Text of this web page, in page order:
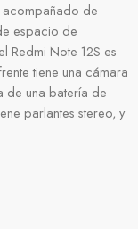
de
espacio de
Redmi Note 12S es
tiene una cámara
de una batería de
parlantes stereo, y